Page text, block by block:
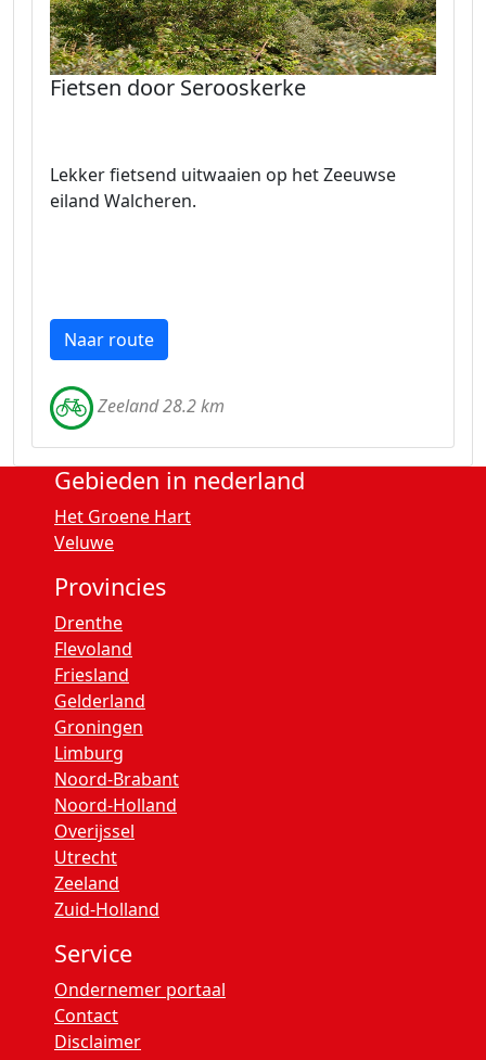
Fietsen door Serooskerke
Lekker fietsend uitwaaien op het Zeeuwse
eiland Walcheren.
Naar route
Zeeland 28.2 km
Gebieden in nederland
Het Groene Hart
Veluwe
Provincies
Drenthe
Flevoland
Friesland
Gelderland
Groningen
Limburg
Noord-Brabant
Noord-Holland
Overijssel
Utrecht
Zeeland
Zuid-Holland
Service
Ondernemer portaal
Contact
Disclaimer